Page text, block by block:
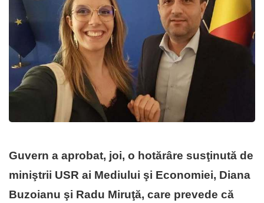
Guvern a aprobat, joi, o hotărâre susţinută de
miniştrii USR ai Mediului şi Economiei, Diana
Buzoianu şi Radu Miruţă, care prevede că